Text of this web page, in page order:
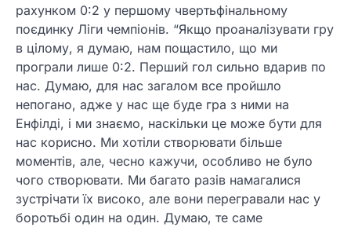
рахунком 0:2 у першому чвертьфінальному
поєдинку Ліги чемпіонів. “Якщо проаналізувати гру
в цілому, я думаю, нам пощастило, що ми
програли лише 0:2. Перший гол сильно вдарив по
нас. Думаю, для нас загалом все пройшло
непогано, адже у нас ще буде гра з ними на
Енфілді, і ми знаємо, наскільки це може бути для
нас корисно. Ми хотіли створювати більше
моментів, але, чесно кажучи, особливо не було
чого створювати. Ми багато разів намагалися
зустрічати їх високо, але вони перегравали нас у
боротьбі один на один. Думаю, те саме